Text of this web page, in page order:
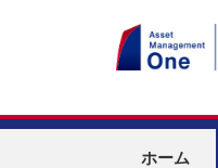
ホーム